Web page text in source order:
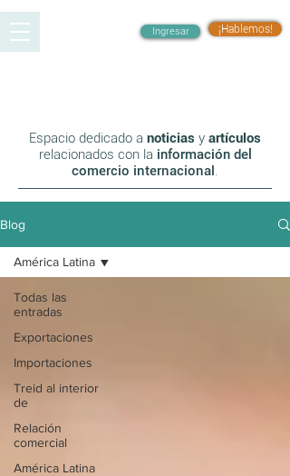
¡Hablemos!
Ingresar
Espacio dedicado a noticias y artículos
relacionados con la información del
comercio internacional.
Blog
Todas las
entradas
Exportaciones
Importaciones
Treid al interior
de
Relación
comercial
América Latina
América Latina